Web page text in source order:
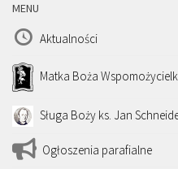
MENU
Aktualności
Matka Boża
Sługa Boży ks. Jan
Ogłoszenia parafialne